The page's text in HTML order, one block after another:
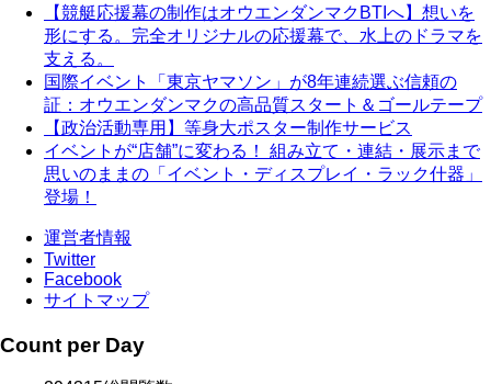
【競艇応援幕の制作はオウエンダンマクBTIへ】想いを
形にする。完全オリジナルの応援幕で、水上のドラマを
支える。
国際イベント「東京ヤマソン」が8年連続選ぶ信頼の
証：オウエンダンマクの高品質スタート＆ゴールテープ
【政治活動専用】等身大ポスター制作サービス
イベントが“店舗”に変わる！ 組み立て・連結・展示まで
思いのままの「イベント・ディスプレイ・ラック什器」
登場！
運営者情報
Twitter
Facebook
サイトマップ
Count per Day